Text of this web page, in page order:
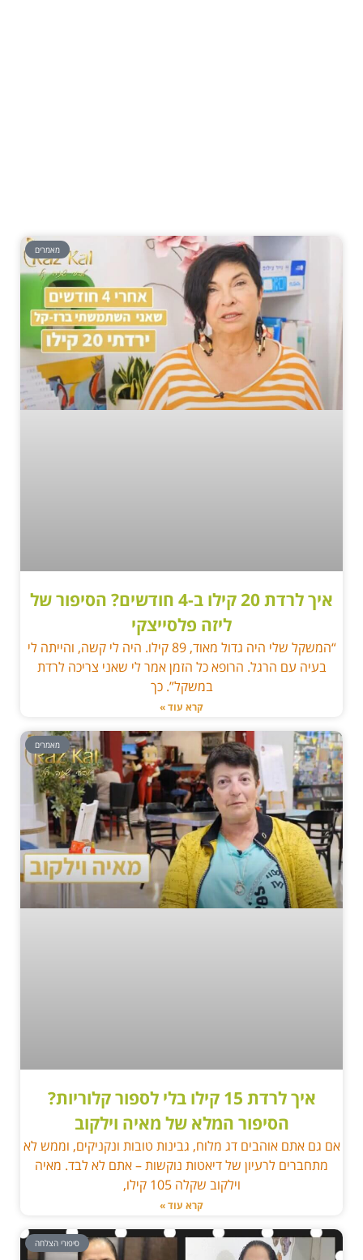
מאמרים
איך לרדת 20 קילו ב-4 חודשים? הסיפור של
ליזה פלסייצקי
“המשקל שלי היה גדול מאוד, 89 קילו. היה לי קשה, והייתה לי
בעיה עם הרגל. הרופא כל הזמן אמר לי שאני צריכה לרדת
במשקל”. כך
קרא עוד »
מאמרים
איך לרדת 15 קילו בלי לספור קלוריות?
הסיפור המלא של מאיה וילקוב
אם גם אתם אוהבים דג מלוח, גבינות טובות ונקניקים, וממש לא
מתחברים לרעיון של דיאטות נוקשות – אתם לא לבד. מאיה
וילקוב שקלה 105 קילו,
קרא עוד »
סיפורי הצלחה